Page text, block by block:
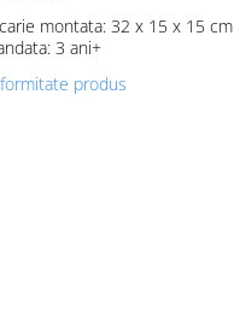
montata: 32 x 15 x 15 cm
3 ani+
produs